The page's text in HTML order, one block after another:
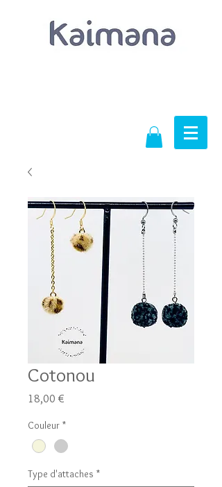
Cotonou
18,00 €
Couleur *
Type d'attaches *